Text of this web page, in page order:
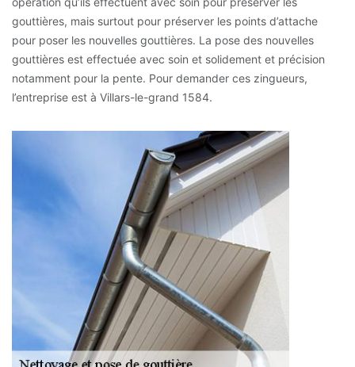
gouttières, mais surtout pour préserver les points d’attache
pour poser les nouvelles gouttières. La pose des nouvelles
gouttières est effectuée avec soin et solidement et précision
notamment pour la pente. Pour demander ces zingueurs,
l’entreprise est à Villars-le-grand 1584.